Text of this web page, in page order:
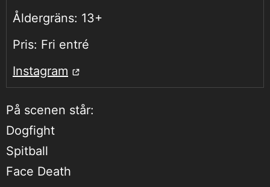
Åldergräns: 13+
Pris: Fri entré
Instagram
På scenen står:
Dogfight
Spitball
Face Death